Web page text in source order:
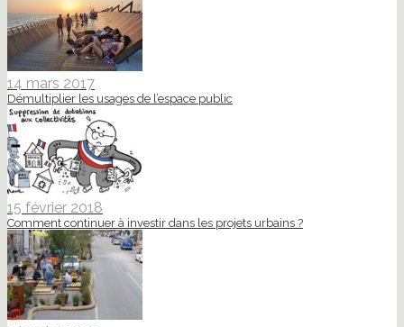
14 mars 2017
Démultiplier les usages de l’espace public
15 février 2018
Comment continuer à investir dans les projets urbains ?